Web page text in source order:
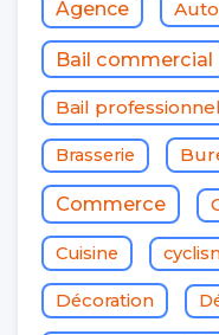
Agence
Bail commercial
Bail professionnel
Brasserie
Commerce
Cuisine
Décoration